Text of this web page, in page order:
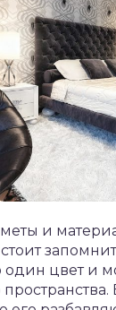
и
цвет и